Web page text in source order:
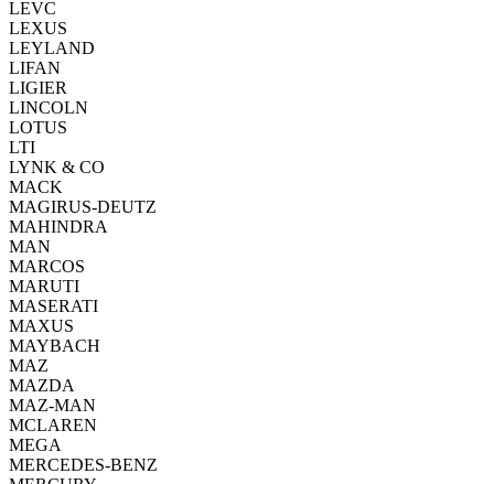
LEVC
LEXUS
LEYLAND
LIFAN
LIGIER
LINCOLN
LOTUS
LTI
LYNK & CO
MACK
MAGIRUS-DEUTZ
MAHINDRA
MAN
MARCOS
MARUTI
MASERATI
MAXUS
MAYBACH
MAZ
MAZDA
MAZ-MAN
MCLAREN
MEGA
MERCEDES-BENZ